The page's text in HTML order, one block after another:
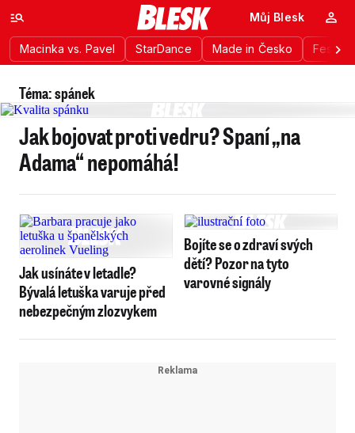
Macinka vs. Pavel StarDance Made in Česko
Můj Blesk
Téma: spánek
Jak bojovat proti vedru? Spaní „na
Adama“ nepomáhá!
Jak usínáte v letadle?
Bývalá letuška varuje před
nebezpečným zlozvykem
Bojíte se o zdraví svých
dětí? Pozor na tyto
varovné signály